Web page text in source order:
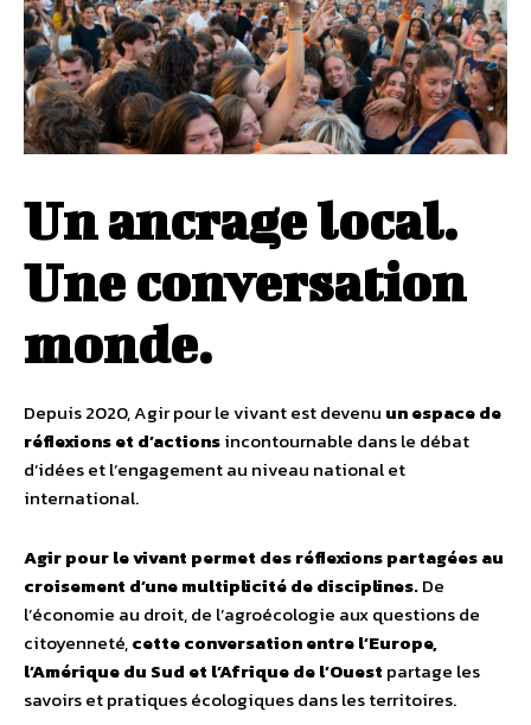
Un ancrage local.
Une conversation
monde.
Depuis 2020, Agir pour le vivant est devenu un espace de
réflexions et d’actionsincontournable dans le débat
d’idées et l’engagement au niveau national et
international.
Agir pour le vivant permet des réflexions partagées au
croisement d’une multiplicité de disciplines.De
l’économie au droit, de l’agroécologie aux questions de
citoyenneté,cette conversation entre l’Europe,
l’Amérique du Sud et l’Afrique de l’Ouest partage les
savoirs et pratiques écologiques dans les territoires.